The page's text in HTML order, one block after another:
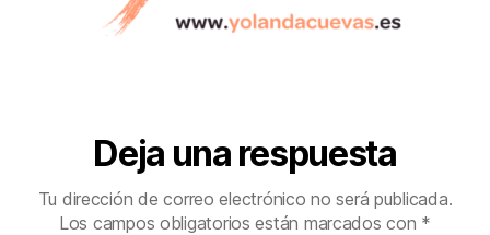
Deja una respuesta
Tu dirección de correo electrónico no será publicada.
Los campos obligatorios están marcados con *